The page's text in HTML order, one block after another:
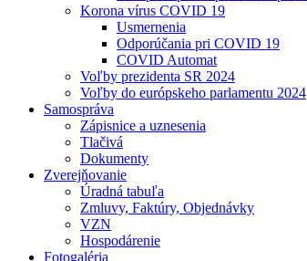
Korona vírus COVID 19
Usmernenia
Odporúčania pri COVID 19
COVID Automat
Voľby prezidenta SR 2024
Voľby do európskeho parlamentu 2024
Samospráva
Zápisnice a uznesenia
Tlačivá
Dokumenty
Zverejňovanie
Úradná tabuľa
Zmluvy, Faktúry, Objednávky
VZN
Hospodárenie
Fotogaléria